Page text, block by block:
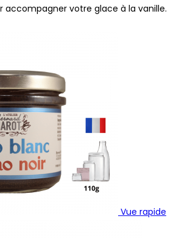
accompagner votre glace à la vanille.
Vue rapide